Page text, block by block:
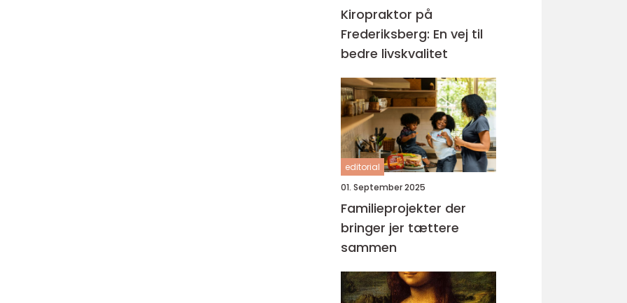
Kiropraktor på
Frederiksberg: En vej til
bedre livskvalitet
editorial
01. September 2025
Familieprojekter der
bringer jer tættere
sammen